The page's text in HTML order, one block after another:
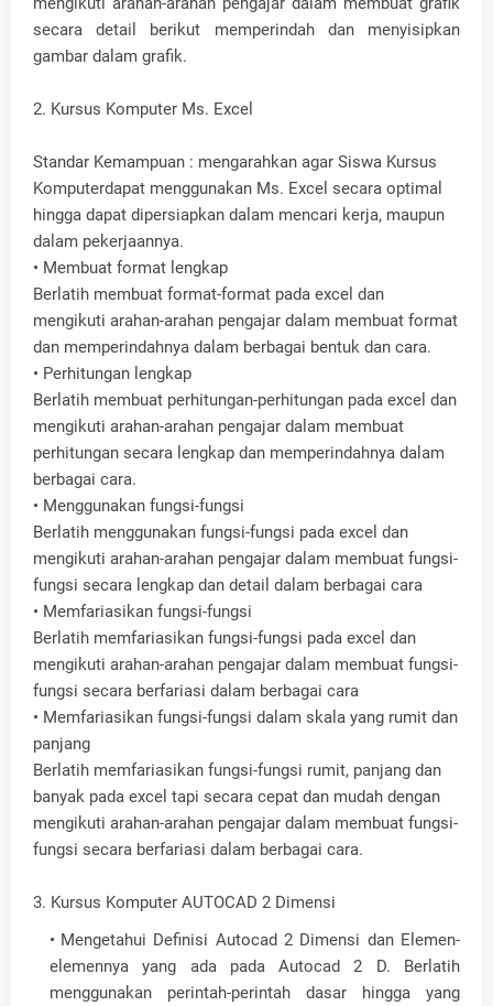
secara detail berikut memperindah dan menyisipkan
gambar dalam grafik.
2. Kursus Komputer Ms. Excel
Standar Kemampuan : mengarahkan agar Siswa Kursus
Komputerdapat menggunakan Ms. Excel secara optimal
hingga dapat dipersiapkan dalam mencari kerja, maupun
dalam pekerjaannya.
• Membuat format lengkap
Berlatih membuat format-format pada excel dan
mengikuti arahan-arahan pengajar dalam membuat format
dan memperindahnya dalam berbagai bentuk dan cara.
• Perhitungan lengkap
Berlatih membuat perhitungan-perhitungan pada excel dan
mengikuti arahan-arahan pengajar dalam membuat
perhitungan secara lengkap dan memperindahnya dalam
berbagai cara.
• Menggunakan fungsi-fungsi
Berlatih menggunakan fungsi-fungsi pada excel dan
mengikuti arahan-arahan pengajar dalam membuat fungsi-
fungsi secara lengkap dan detail dalam berbagai cara
• Memfariasikan fungsi-fungsi
Berlatih memfariasikan fungsi-fungsi pada excel dan
mengikuti arahan-arahan pengajar dalam membuat fungsi-
fungsi secara berfariasi dalam berbagai cara
• Memfariasikan fungsi-fungsi dalam skala yang rumit dan
panjang
Berlatih memfariasikan fungsi-fungsi rumit, panjang dan
banyak pada excel tapi secara cepat dan mudah dengan
mengikuti arahan-arahan pengajar dalam membuat fungsi-
fungsi secara berfariasi dalam berbagai cara.
3. Kursus Komputer AUTOCAD 2 Dimensi
Mengetahui Definisi Autocad 2 Dimensi dan Elemen-
elemennya yang ada pada Autocad 2 D. Berlatih
menggunakan perintah-perintah dasar hingga yang